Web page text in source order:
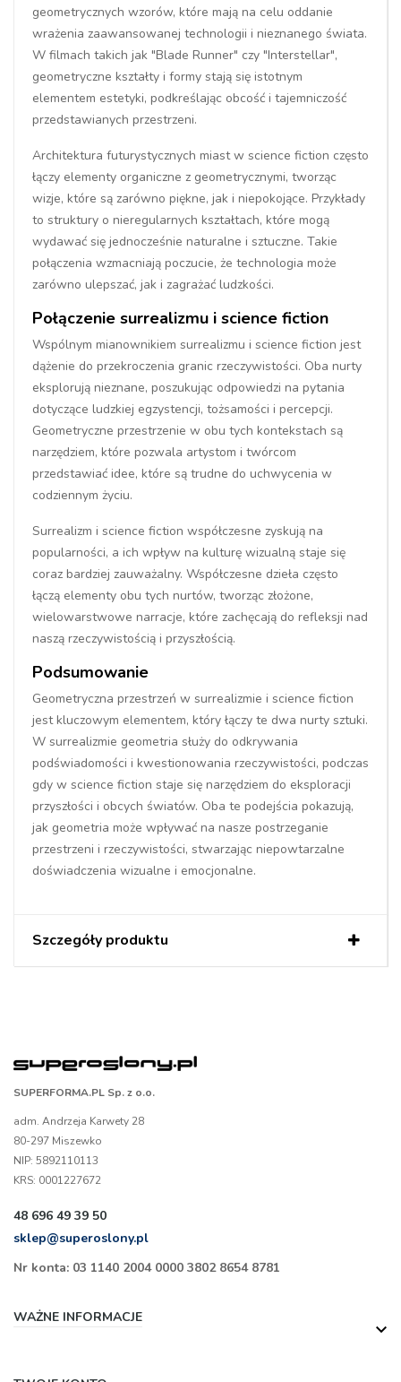
geometrycznych wzorów, które mają na celu oddanie
wrażenia zaawansowanej technologii i nieznanego świata.
W filmach takich jak "Blade Runner" czy "Interstellar",
geometryczne kształty i formy stają się istotnym
elementem estetyki, podkreślając obcość i tajemniczość
przedstawianych przestrzeni.
Architektura futurystycznych miast w science fiction często
łączy elementy organiczne z geometrycznymi, tworząc
wizje, które są zarówno piękne, jak i niepokojące. Przykłady
to struktury o nieregularnych kształtach, które mogą
wydawać się jednocześnie naturalne i sztuczne. Takie
połączenia wzmacniają poczucie, że technologia może
zarówno ulepszać, jak i zagrażać ludzkości.
Połączenie surrealizmu i science fiction
Wspólnym mianownikiem surrealizmu i science fiction jest
dążenie do przekroczenia granic rzeczywistości. Oba nurty
eksplorują nieznane, poszukując odpowiedzi na pytania
dotyczące ludzkiej egzystencji, tożsamości i percepcji.
Geometryczne przestrzenie w obu tych kontekstach są
narzędziem, które pozwala artystom i twórcom
przedstawiać idee, które są trudne do uchwycenia w
codziennym życiu.
Surrealizm i science fiction współczesne zyskują na
popularności, a ich wpływ na kulturę wizualną staje się
coraz bardziej zauważalny. Współczesne dzieła często
łączą elementy obu tych nurtów, tworząc złożone,
wielowarstwowe narracje, które zachęcają do refleksji nad
naszą rzeczywistością i przyszłością.
Podsumowanie
Geometryczna przestrzeń w surrealizmie i science fiction
jest kluczowym elementem, który łączy te dwa nurty sztuki.
W surrealizmie geometria służy do odkrywania
podświadomości i kwestionowania rzeczywistości, podczas
gdy w science fiction staje się narzędziem do eksploracji
przyszłości i obcych światów. Oba te podejścia pokazują,
jak geometria może wpływać na nasze postrzeganie
przestrzeni i rzeczywistości, stwarzając niepowtarzalne
doświadczenia wizualne i emocjonalne.
Szczegóły produktu
SUPERFORMA.PL Sp. z o.o.
adm. Andrzeja Karwety 28
80-297 Miszewko
NIP: 5892110113
KRS: 0001227672
48 696 49 39 50
sklep@superoslony.pl
Nr konta: 03 1140 2004 0000 3802 8654 8781
WAŻNE INFORMACJE
